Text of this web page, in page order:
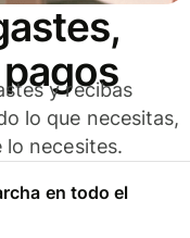
y recibas
lo que necesitas,
lo necesites.
en todo el